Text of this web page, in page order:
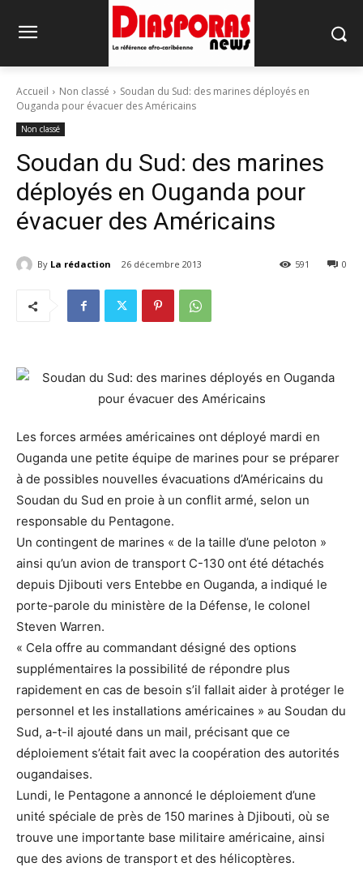
Accueil Non classé
Soudan du Sud: des marines déployés en
Ouganda pour évacuer des Américains
Non classé
Soudan du Sud: des marines
déployés en Ouganda pour
évacuer des Américains
By La rédaction 26 décembre 2013 0
591
Les forces armées américaines ont déployé mardi en
Ouganda une petite équipe de marines pour se préparer
à de possibles nouvelles évacuations d’Américains du
Soudan du Sud en proie à un conflit armé, selon un
responsable du Pentagone.
Un contingent de marines « de la taille d’une peloton »
ainsi qu’un avion de transport C-130 ont été détachés
depuis Djibouti vers Entebbe en Ouganda, a indiqué le
porte-parole du ministère de la Défense, le colonel
Steven Warren.
« Cela offre au commandant désigné des options
supplémentaires la possibilité de répondre plus
rapidement en cas de besoin s’il fallait aider à protéger le
personnel et les installations américaines » au Soudan du
Sud, a-t-il ajouté dans un mail, précisant que ce
déploiement s’était fait avec la coopération des autorités
ougandaises.
Lundi, le Pentagone a annoncé le déploiement d’une
unité spéciale de près de 150 marines à Djibouti, où se
trouve une importante base militaire américaine, ainsi
que des avions de transport et des hélicoptères.